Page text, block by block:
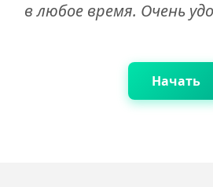
в любое время. Очень
Начать